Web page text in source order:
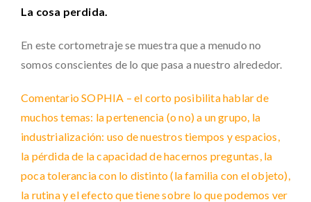
La cosa perdida.
En este cortometraje se muestra que a menudo no
somos conscientes de lo que pasa a nuestro alrededor.
Comentario SOPHIA – el corto posibilita hablar de
muchos temas: la pertenencia (o no) a un grupo, la
industrialización: uso de nuestros tiempos y espacios,
la pérdida de la capacidad de hacernos preguntas, la
poca tolerancia con lo distinto (la familia con el objeto),
la rutina y el efecto que tiene sobre lo que podemos ver